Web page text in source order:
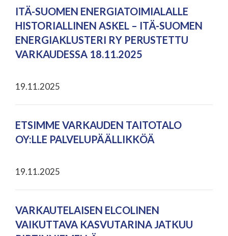
ITÄ-SUOMEN ENERGIATOIMIALALLE
HISTORIALLINEN ASKEL – ITÄ-SUOMEN
ENERGIAKLUSTERI RY PERUSTETTU
VARKAUDESSA 18.11.2025
19.11.2025
ETSIMME VARKAUDEN TAITOTALO
OY:LLE PALVELUPÄÄLLIKKÖÄ
19.11.2025
VARKAUTELAISEN ELCOLINEN
VAIKUTTAVA KASVUTARINA JATKUU